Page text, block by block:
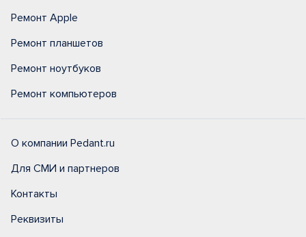
Ремонт Apple
Ремонт планшетов
Ремонт ноутбуков
Ремонт компьютеров
О компании Pedant.ru
Для СМИ и партнеров
Контакты
Реквизиты